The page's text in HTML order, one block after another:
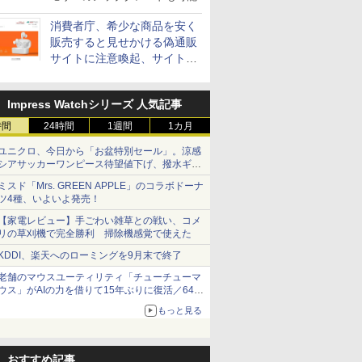
消費者庁、希少な商品を安く
販売すると見せかける偽通販
サイトに注意喚起、サイト名
Impress Watchシリーズ 人気記事
24時間 1週間 1カ月
ニクロ、今日から「お盆特別セール」。涼感
アサッカーワンピース待望値下げ、撥水ギア
ョーツは1990円に
スド「Mrs. GREEN APPLE」のコラボドーナ
4種、いよいよ発売！
家電レビュー】手ごわい雑草との戦い、コメ
の草刈機で完全勝利 掃除機感覚で使えた
、楽天へのローミングを9月末で終了
舗のマウスユーティリティ「チューチューマ
ス」がAIの力を借りて15年ぶりに復活／64bit
、Windows 10/11、「Chrome」も走り回
。復活記念で2026年末まで500円
もっと見る